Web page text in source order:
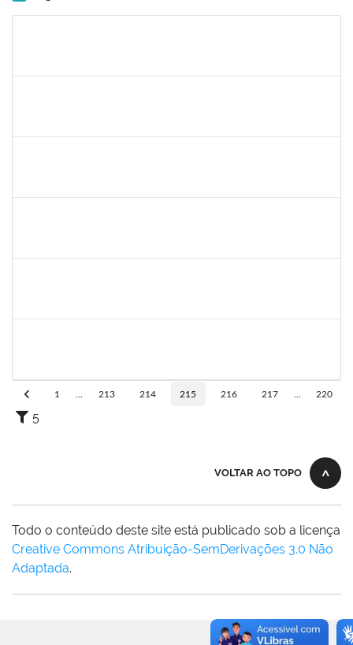
Processo
1 213 214 215 216 217 220
5
VOLTAR AO TOPO
Todo o conteúdo deste site está publicado sob a licença
Creative Commons Atribuição-SemDerivações 3.0 Não
Adaptada.